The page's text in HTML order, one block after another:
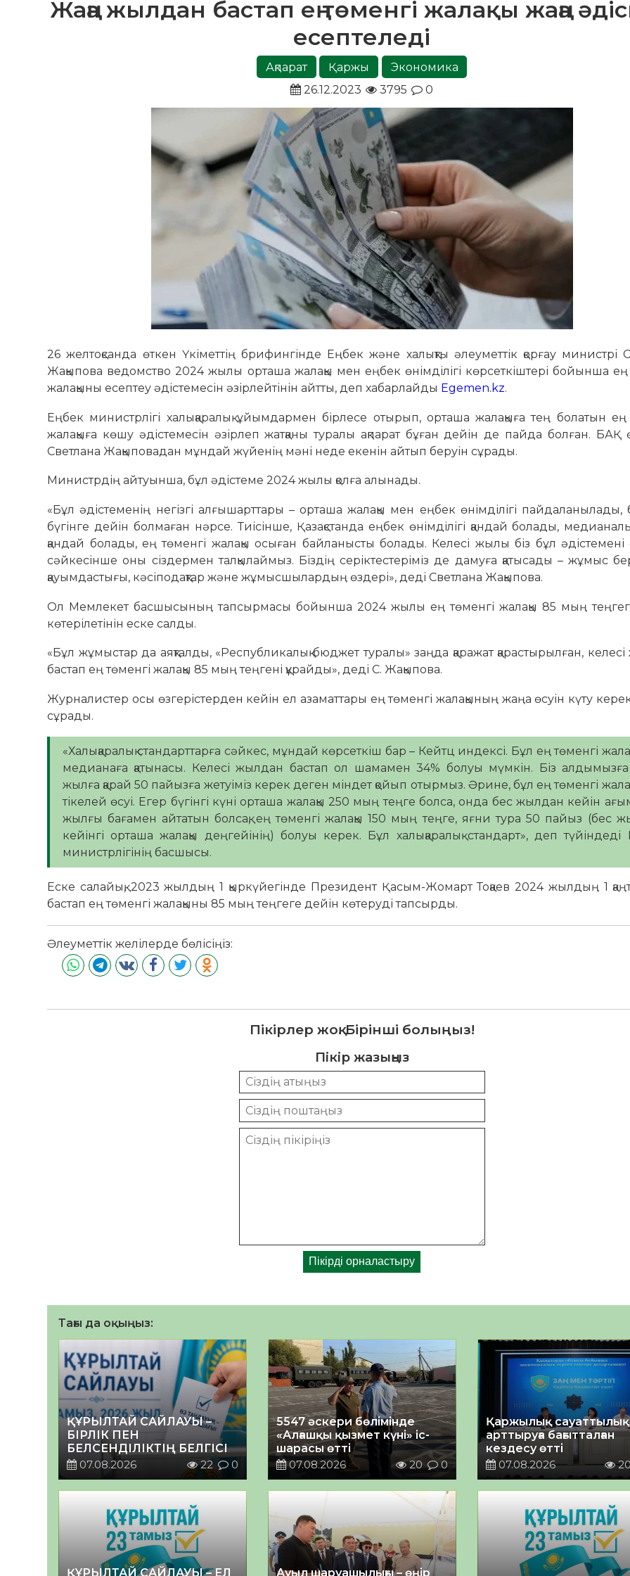
Жаңа жылдан бастап ең төменгі жалақы жаңа
есептеледі
Ақпарат Қаржы
Экономика
26.12.2023
3795 0
26 желтоқсанда өткен Үкіметтің брифингінде Еңбек және халықты әлеуметтік қорғау министрі
Жақыпова ведомство 2024 жылы орташа жалақы мен еңбек өнімділігі көрсеткіштері бойынша ең
жалақыны есептеу әдістемесін әзірлейтінін айтты, деп хабарлайды Egemen.kz.
Еңбек министрлігі халықаралық ұйымдармен бірлесе отырып, орташа жалақыға тең болатын ең
жалақыға көшу әдістемесін әзірлеп жатқаны туралы ақпарат бұған дейін де пайда болған. БАҚ
Светлана Жақыповадан мұндай жүйенің мәні неде екенін айтып беруін сұрады.
Министрдің айтуынша, бұл әдістеме 2024 жылы қолға алынады.
«Бұл әдістеменің негізгі алғышарттары – орташа жалақы мен еңбек өнімділігі пайдаланылады,
бүгінге дейін болмаған нәрсе. Тиісінше, Қазақстанда еңбек өнімділігі қандай болады,
қандай болады, ең төменгі жалақы осыған байланысты болады. Келесі жылы біз бұл әдістемені
сәйкесінше оны сіздермен талқылаймыз. Біздің серіктестеріміз де дамуға қатысады – жұмыс
қауымдастығы, кәсіподақтар және жұмысшылардың өздері», деді Светлана Жақыпова.
Ол Мемлекет басшысының тапсырмасы бойынша 2024 жылы ең төменгі жалақы 85 мың
көтерілетінін еске салды.
«Бұл жұмыстар да аяқталды, «Республикалық бюджет туралы» заңда қаражат қарастырылған,
бастап ең төменгі жалақы 85 мың теңгені құрайды», деді С. Жақыпова.
Журналистер осы өзгерістерден кейін ел азаматтары ең төменгі жалақының жаңа өсуін күту
сұрады.
«Халықаралық стандарттарға сәйкес, мұндай көрсеткіш бар – Кейтц индексі. Бұл ең төменгі
медианаға қатынасы. Келесі жылдан бастап ол шамамен 34% болуы мүмкін. Біз
жылға қарай 50 пайызға жетуіміз керек деген міндет қойып отырмыз. Әрине, бұл ең төменгі
тікелей өсуі. Егер бүгінгі күні орташа жалақы 250 мың теңге болса, онда бес жылдан кейін
жылғы бағамен айтатын болсақ, ең төменгі жалақы 150 мың теңге, яғни тура 50 пайыз (бес
кейінгі орташа жалақы деңгейінің) болуы керек. Бұл халықаралық стандарт», деп түйіндеді
министрлігінің басшысы.
Еске салайық, 2023 жылдың 1 қыркүйегінде Президент Қасым-Жомарт Тоқаев 2024 жылдың 1
бастап ең төменгі жалақыны 85 мың теңгеге дейін көтеруді тапсырды.
Әлеуметтік желілерде бөлісіңіз:
Пікірлер жоқ. Бірінші болыңыз!
Пікір жазыңыз
Тағы да оқыңыз:
ҚҰРЫЛТАЙ САЙЛАУЫ –
БІРЛІК ПЕН
БЕЛСЕНДІЛІКТІҢ БЕЛГІСІ
07.08.2026
22 0
5547 әскери бөлімінде
«Алғашқы қызмет күні» іс-
шарасы өтті
07.08.2026
20 0
Қаржылық
арттыруға бағытталған
кездесу өтті
07.08.2026
ҚҰРЫЛТАЙ САЙЛАУЫ – ЕЛ Ауыл шаруашылығы – өңір